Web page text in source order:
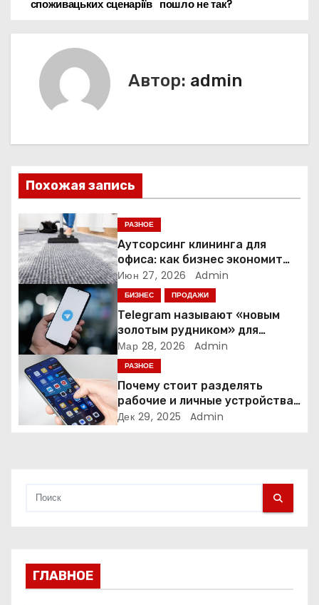
а
ц
и
я
п
о
з
а
п
пошло не так?
споживацьких сценаріїв
Автор: admin
Похожая запись
РАЗНОЕ
Аутсорсинг клининга для
офиса: как бизнес экономит
время и деньги на уборке
Июн 27, 2026 Admin
БИЗНЕС ПРОДАЖИ
Telegram называют «новым
золотым рудником» для
креаторов: как блогеры
создают онлайн-бизнес
Мар 28, 2026 Admin
РАЗНОЕ
Почему стоит разделять
рабочие и личные устройства
— и чем опасно всё смешивать
Дек 29, 2025 Admin
ГЛАВНОЕ